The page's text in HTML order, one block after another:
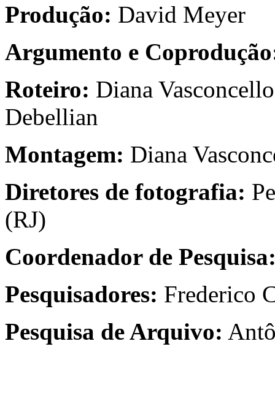
Produção: David Meyer
Argumento e
Roteiro: Diana
Debellian
Montagem: Diana
Diretores de fotografia:
(RJ)
Coordenador de
Pesquisadores: Frederico
Pesquisa de Arquivo: